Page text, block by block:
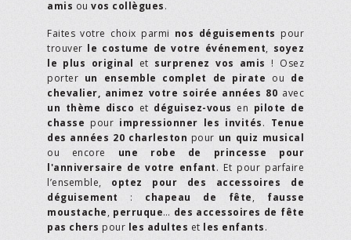
amis ou vos collègues.
Faites votre choix parmi nos déguisements pour
trouver le costume de votre événement, soyez
le plus original et surprenez vos amis ! Osez
porter un ensemble complet de pirate ou de
chevalier, animez votre soirée années 80 avec
un thème disco et déguisez-vous en pilote de
chasse pour impressionner les invités. Tenue
des années 20 charleston pour un quiz musical
ou encore une robe de princesse pour
l'anniversaire de votre enfant. Et pour parfaire
l’ensemble, optez pour des accessoires de
déguisement : chapeau de fête, fausse
moustache, perruque… des accessoires de fête
pas chers pour les adultes et les enfants.